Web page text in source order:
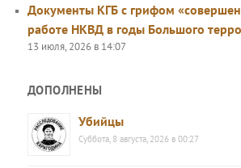
Документы КГБ с грифом
работе НКВД в годы Большого
13 июля, 2026 в 14:07
ДОПОЛНЕНЫ
Убийцы
Суббота, 8 августа, 2026 в 00:27